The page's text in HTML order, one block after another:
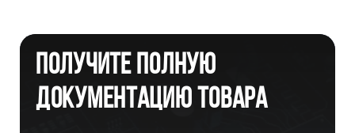
ПОЛУЧИТЕ ПОЛНУЮ
ДОКУМЕНТАЦИЮ ТОВАРА